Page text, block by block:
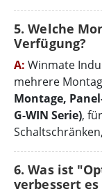
5. Welche
Verfügung?
A: Winmate
mehrere
Montage,
G-WIN Serie),
6. Was ist
verbessert es